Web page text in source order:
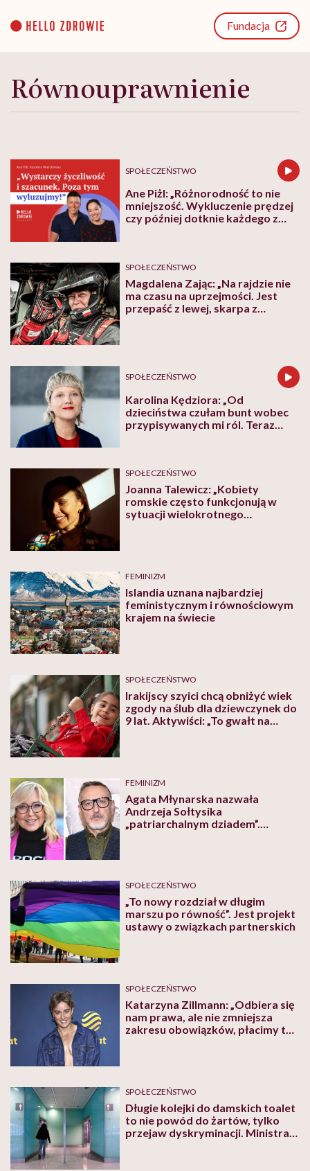
content
Fundacja
Równouprawnienie
SPOŁECZEŃSTWO
Ane Piżl: „Różnorodność to nie
mniejszość. Wykluczenie prędzej
czy później dotknie każdego z
SPOŁECZEŃSTWO
Magdalena Zając: „Na rajdzie nie
ma czasu na uprzejmości. Jest
przepaść z lewej, skarpa z
SPOŁECZEŃSTWO
Karolina Kędziora: „Od
dzieciństwa czułam bunt wobec
przypisywanych mi ról. Teraz
SPOŁECZEŃSTWO
Joanna Talewicz: „Kobiety
romskie często funkcjonują w
sytuacji wielokrotnego
FEMINIZM
Islandia uznana najbardziej
feministycznym i równościowym
krajem na świecie
SPOŁECZEŃSTWO
Irakijscy szyici chcą obniżyć wiek
zgody na ślub dla dziewczynek do
9 lat. Aktywiści: „To gwałt na
FEMINIZM
Agata Młynarska nazwała
Andrzeja Sołtysika
„patriarchalnym dziadem”.
SPOŁECZEŃSTWO
„To nowy rozdział w długim
marszu po równość”. Jest projekt
ustawy o związkach partnerskich
SPOŁECZEŃSTWO
Katarzyna Zillmann: „Odbiera się
nam prawa, ale nie zmniejsza
zakresu obowiązków, płacimy te
SPOŁECZEŃSTWO
Długie kolejki do damskich toalet
to nie powód do żartów, tylko
przejaw dyskryminacji. Ministra